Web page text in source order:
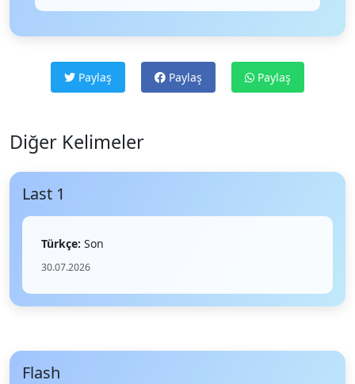
Paylaş Paylaş Paylaş
Diğer Kelimeler
Last 1
Türkçe: Son
30.07.2026
Flash